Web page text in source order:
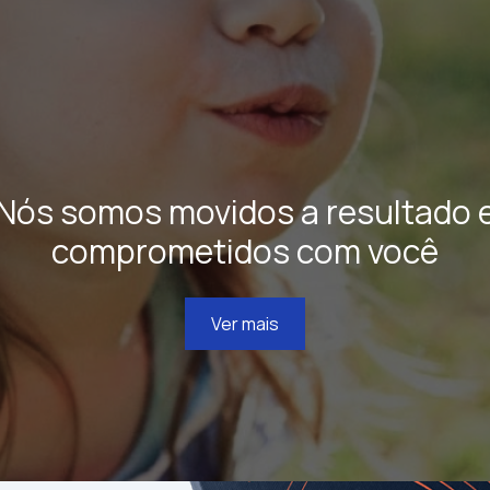
somos movidos a resultado
comprometidos com você
Ver mais